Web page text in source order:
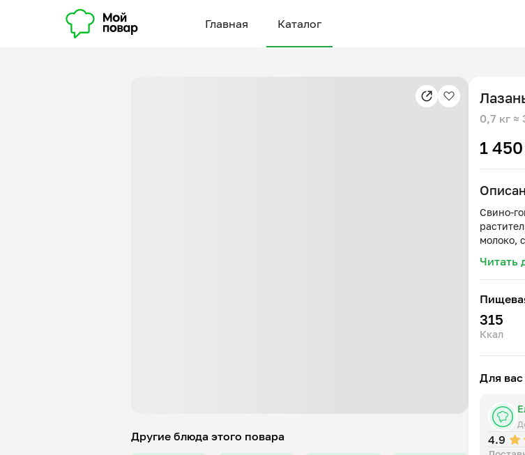
Главная Каталог
Другие блюда этого повара
0,7 кг ≈
1
Свино-
Читать
315
Ккал
Для вас
4.9